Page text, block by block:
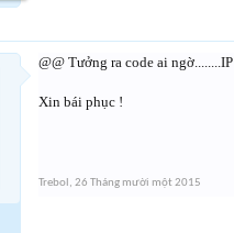
@@ Tưởng ra code ai ngờ........IP
Xin bái phục !
Trebol , 26 Tháng mười một 2015